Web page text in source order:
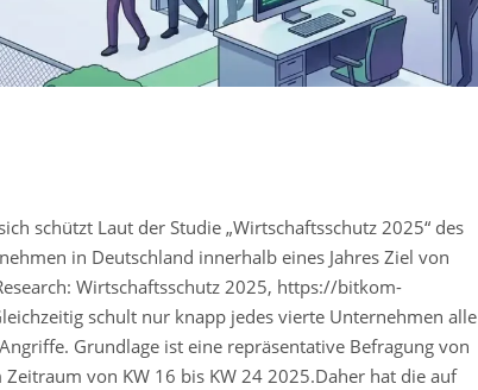
schützt Laut der Studie „Wirtschaftsschutz 2025“ des
in Deutschland innerhalb eines Jahres Ziel von
Wirtschaftsschutz 2025, https://bitkom-
schult nur knapp jedes vierte Unternehmen alle
Grundlage ist eine repräsentative Befragung von
von KW 16 bis KW 24 2025.Daher hat die auf